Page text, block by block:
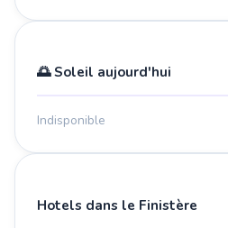
🌅 Soleil aujourd'hui
Indisponible
Hotels dans le Finistère